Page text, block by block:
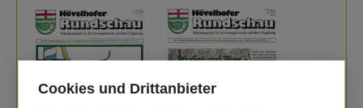
Cookies und Drittanbieter